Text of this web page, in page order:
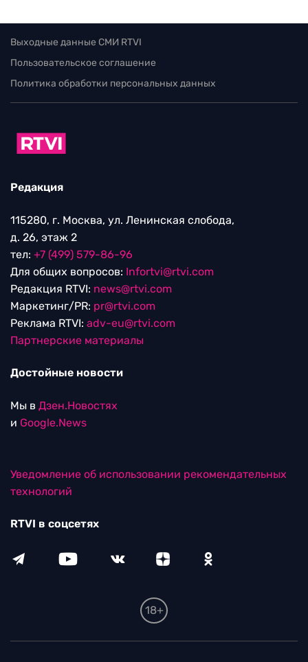
Выходные данные СМИ RTVI
Пользовательское соглашение
Политика обработки персональных данных
Редакция
115280, г. Москва, ул. Ленинская слобода,
д. 26, этаж 2
тел: +7 (499) 579-86-96
Для общих вопросов: Infortvi@rtvi.com
Редакция RTVI: news@rtvi.com
Маркетинг/PR: pr@rtvi.com
Реклама RTVI: adv-eu@rtvi.com
Партнерские материалы
Достойные новости
Мы в Дзен.Новостях
и Google.News
Уведомление об использовании рекомендательных
технологий
RTVI в соцсетях
18+